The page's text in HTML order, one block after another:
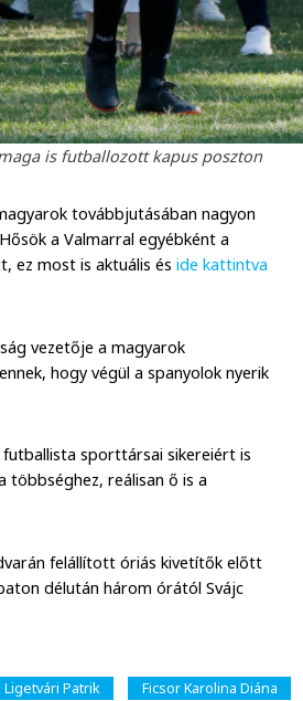
is futballozott kapus poszton
továbbjutásában nagyon
a Valmarral egyébként a
ez most is aktuális éside kattintva
vezetője a magyarok
hogy végül a spanyolok nyerik
sporttársai sikereiért is
reálisan ő is a
felállított óriás kivetítők előtt
délután három órától Svájc
Ligetvári Patrik Ficsor Karolina Diána